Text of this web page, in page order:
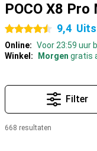
POCO X8
4.5 sterren 9,4
Online: Voor 23:59 uur
Winkel:
Morgen gratis
Filter
668 resultaten